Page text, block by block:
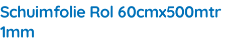
Schuimfolie Rol 60cmx500mtr
1mm